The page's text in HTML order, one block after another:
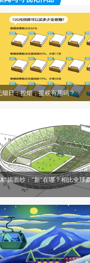
烟日：控烟，提税有用吗？
”揭面纱：“新”在哪？相比全球